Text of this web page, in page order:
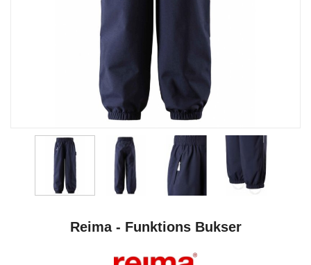
Reima - Funktions Bukser